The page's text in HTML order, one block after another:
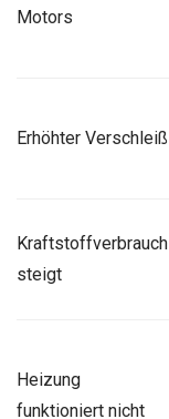
Motors
Erhöhter Verschleiß
Kraftstoffverbrauch
steigt
Heizung
funktioniert nicht